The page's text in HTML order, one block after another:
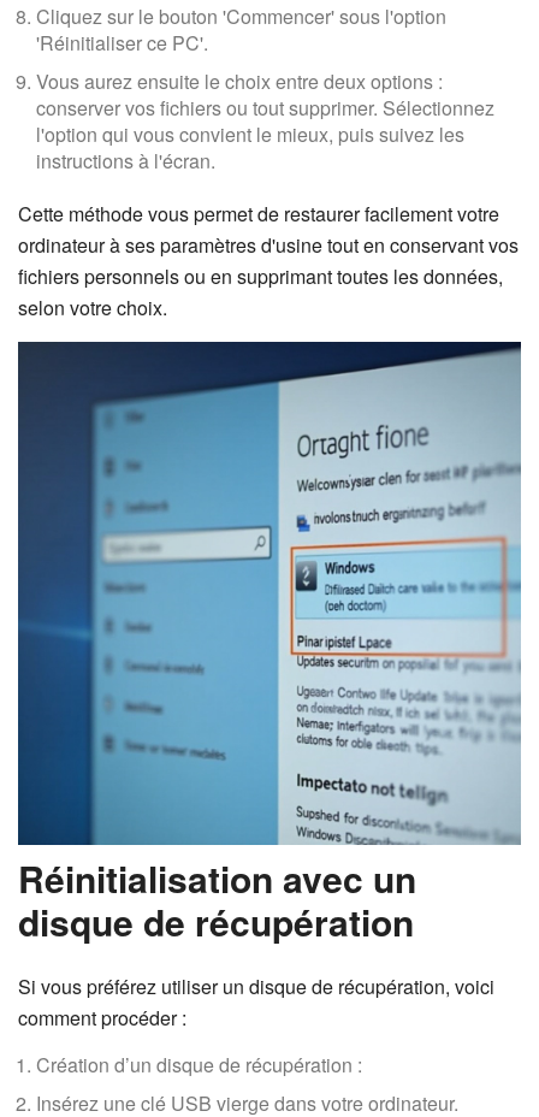
Cliquez sur le bouton 'Commencer' sous l'option
'Réinitialiser ce PC'.
Vous aurez ensuite le choix entre deux options :
conserver vos fichiers ou tout supprimer. Sélectionnez
l'option qui vous convient le mieux, puis suivez les
instructions à l'écran.
Cette méthode vous permet de restaurer facilement votre
ordinateur à ses paramètres d'usine tout en conservant vos
fichiers personnels ou en supprimant toutes les données,
selon votre choix.
Réinitialisation avec un
disque de récupération
Si vous préférez utiliser un disque de récupération, voici
comment procéder :
Création d’un disque de récupération :
Insérez une clé USB vierge dans votre ordinateur.